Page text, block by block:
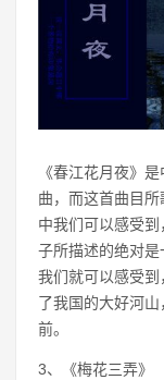
《春江花月夜》
曲，而这首曲目
中我们可以感受
子所描述的绝对是
我们就可以感受
了我国的大好河
前。
3、《梅花三弄》